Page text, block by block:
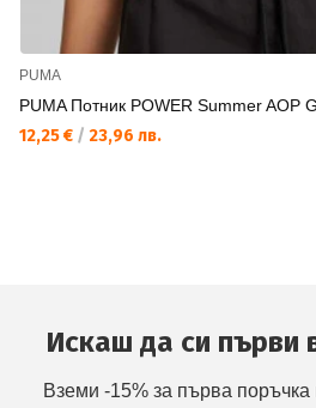
PUMA
PUMA Потник POWER Summer AOP G
12,25 € / 23,96 лв.
Искаш да си първи
Вземи -15% за първа поръчка